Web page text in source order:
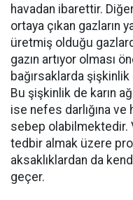
havadan ibarettir.
ortaya çıkan gazların
üretmiş olduğu
gazın artıyor olması
bağırsaklarda
Bu şişkinlik de karın
ise nefes darlığına ve
sebep olabilmektedir.
tedbir almak üzere
aksaklıklardan da
geçer.